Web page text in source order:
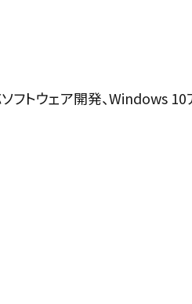
トウェア開発、Windows 10